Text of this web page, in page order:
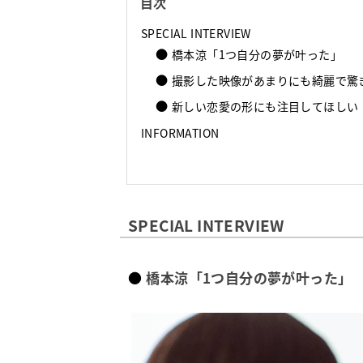
SPECIAL INTERVIEW
橋本涼「1つ自分の夢が叶った」
撮影した映像があまりにも綺麗で驚
新しい恋愛の形にも注目してほしい
INFORMATION
SPECIAL INTERVIEW
橋本涼「1つ自分の夢が叶った」